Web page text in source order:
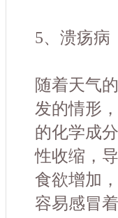
5、溃疡病
随着天气
发的情形
的化学成
性收缩，
食欲增加
容易感冒